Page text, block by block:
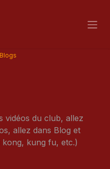
vidéos du club, allez
allez dans Blog et
kung fu, etc.)